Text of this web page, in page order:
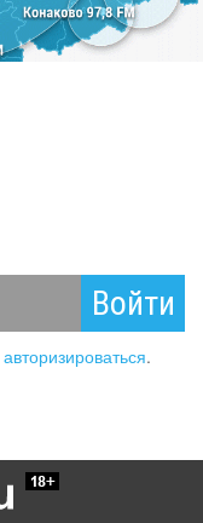
Войти
авторизироваться.